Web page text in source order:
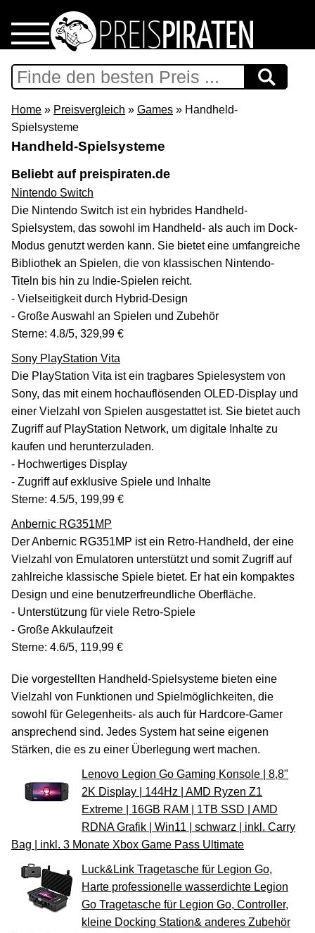
Home
Download
Preispiraten auf Facebook
Support & Newsletter
Presse
Datenschutz
Impressum
Home » Preisvergleich » Games » Handheld-
Spielsysteme
Handheld-Spielsysteme
Beliebt auf preispiraten.de
Nintendo Switch
Die Nintendo Switch ist ein hybrides Handheld-
Spielsystem, das sowohl im Handheld- als auch im Dock-
Modus genutzt werden kann. Sie bietet eine umfangreiche
Bibliothek an Spielen, die von klassischen Nintendo-
Titeln bis hin zu Indie-Spielen reicht.
- Vielseitigkeit durch Hybrid-Design
- Große Auswahl an Spielen und Zubehör
Sterne: 4.8/5, 329,99 €
Sony PlayStation Vita
Die PlayStation Vita ist ein tragbares Spielesystem von
Sony, das mit einem hochauflösenden OLED-Display und
einer Vielzahl von Spielen ausgestattet ist. Sie bietet auch
Zugriff auf PlayStation Network, um digitale Inhalte zu
kaufen und herunterzuladen.
- Hochwertiges Display
- Zugriff auf exklusive Spiele und Inhalte
Sterne: 4.5/5, 199,99 €
Anbernic RG351MP
Der Anbernic RG351MP ist ein Retro-Handheld, der eine
Vielzahl von Emulatoren unterstützt und somit Zugriff auf
zahlreiche klassische Spiele bietet. Er hat ein kompaktes
Design und eine benutzerfreundliche Oberfläche.
- Unterstützung für viele Retro-Spiele
- Große Akkulaufzeit
Sterne: 4.6/5, 119,99 €
Die vorgestellten Handheld-Spielsysteme bieten eine
Vielzahl von Funktionen und Spielmöglichkeiten, die
sowohl für Gelegenheits- als auch für Hardcore-Gamer
ansprechend sind. Jedes System hat seine eigenen
Stärken, die es zu einer Überlegung wert machen.
Lenovo Legion Go Gaming Konsole | 8,8"
2K Display | 144Hz | AMD Ryzen Z1
Extreme | 16GB RAM | 1TB SSD | AMD
RDNA Grafik | Win11 | schwarz | inkl. Carry
Bag | inkl. 3 Monate Xbox Game Pass Ultimate
Luck&Link Tragetasche für Legion Go,
Harte professionelle wasserdichte Legion
Go Tragetasche für Legion Go, Controller,
kleine Docking Station& anderes Zubehör